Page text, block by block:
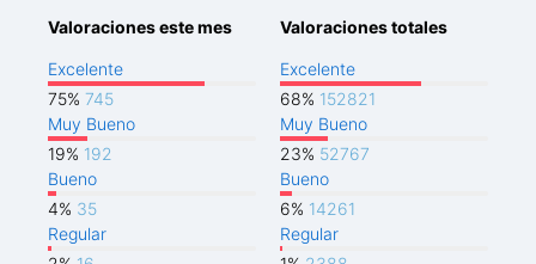
Valoraciones este mes
Excelente
75% 745
Muy Bueno
19% 192
Bueno
4% 35
Regular
Valoraciones totales
Excelente
68% 152821
Muy Bueno
23% 52767
Bueno
6% 14261
Regular